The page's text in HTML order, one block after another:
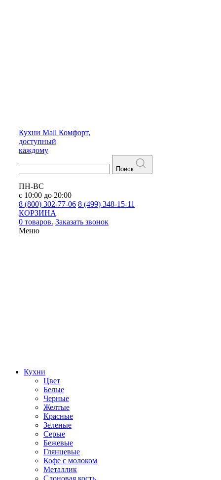
Кухни Mall Комфорт,
доступный
каждому
Поиск
ПН-ВС
с 10:00 до 20:00
8 (800) 302-77-06 8 (499) 348-15-11
КОРЗИНА
0 товаров. Заказать звонок
Меню
Кухни
Цвет
Белые
Черные
Желтые
Красные
Зеленые
Серые
Бежевые
Глянцевые
Кофе с молоком
Металлик
Слоновая кость